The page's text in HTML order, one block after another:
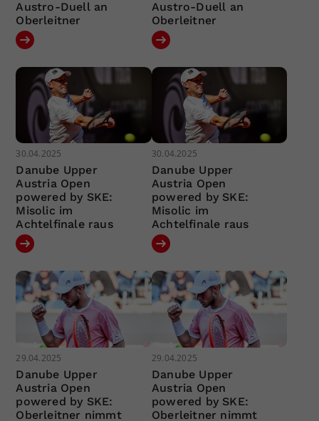
Austro-Duell an
Oberleitner
Austro-Duell an
Oberleitner
30.04.2025
Danube Upper
Austria Open
powered by SKE:
Misolic im
Achtelfinale raus
30.04.2025
Danube Upper
Austria Open
powered by SKE:
Misolic im
Achtelfinale raus
29.04.2025
Danube Upper
Austria Open
powered by SKE:
Oberleitner nimmt
29.04.2025
Danube Upper
Austria Open
powered by SKE:
Oberleitner nimmt